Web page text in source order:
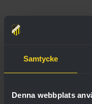
Samtycke
Denna webbplats